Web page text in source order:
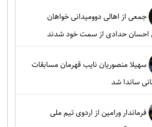
جمعی از اهالی دوومیدانی خواهان
احسان حدادی از سمت خود شدند
سهیلا منصوریان نایب قهرمان مسابقات
ساندا شد
فرماندار ورامین از اردوی تیم ملی